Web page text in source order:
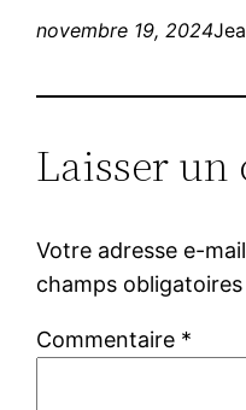
novembre 19, 2024
Laisser un
Votre adresse e-
champs
Commentaire *